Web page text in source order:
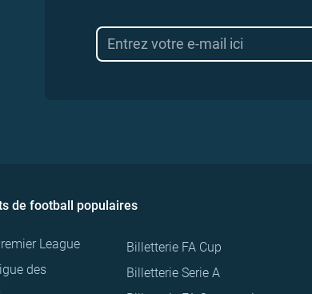
de football populaires
League
des
Billetterie FA Cup
Billetterie Serie A